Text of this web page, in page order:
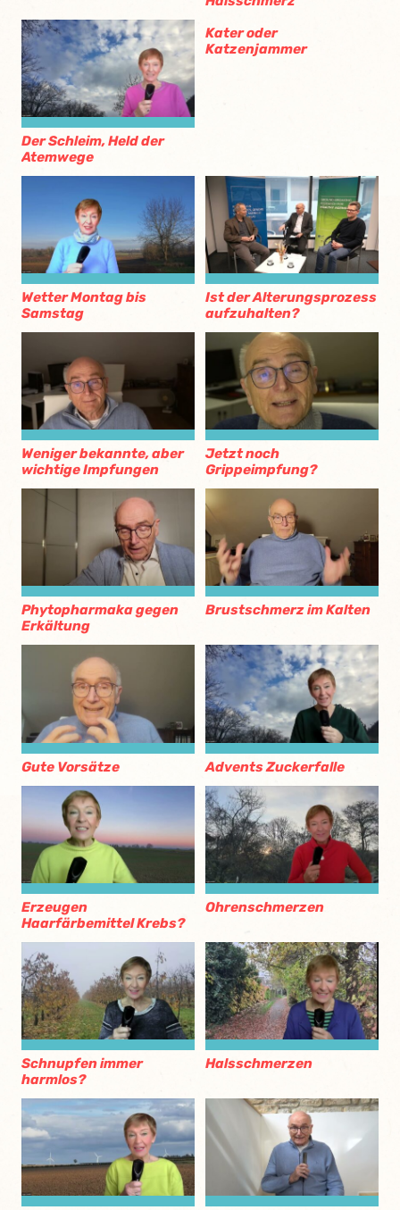
Der Schleim, Held der
Atemwege
Kater oder
Katzenjammer
Wetter Montag bis
Samstag
Ist der Alterungsprozess
aufzuhalten?
Weniger bekannte, aber
wichtige Impfungen
Jetzt noch
Grippeimpfung?
Phytopharmaka gegen
Erkältung
Brustschmerz im Kalten
Gute Vorsätze Advents Zuckerfalle
Erzeugen
Haarfärbemittel Krebs?
Ohrenschmerzen
Schnupfen immer
harmlos?
Halsschmerzen